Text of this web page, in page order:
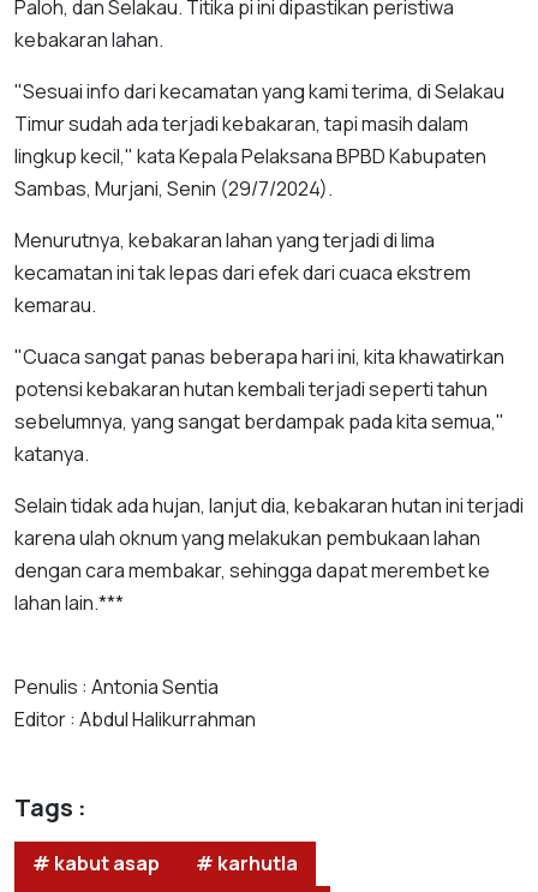
Paloh, dan Selakau. Titika pi ini dipastikan peristiwa
kebakaran lahan.
"Sesuai info dari kecamatan yang kami terima, di Selakau
Timur sudah ada terjadi kebakaran, tapi masih dalam
lingkup kecil," kata Kepala Pelaksana BPBD Kabupaten
Sambas, Murjani, Senin (29/7/2024).
Menurutnya, kebakaran lahan yang terjadi di lima
kecamatan ini tak lepas dari efek dari cuaca ekstrem
kemarau.
"Cuaca sangat panas beberapa hari ini, kita khawatirkan
potensi kebakaran hutan kembali terjadi seperti tahun
sebelumnya, yang sangat berdampak pada kita semua,"
katanya.
Selain tidak ada hujan, lanjut dia, kebakaran hutan ini terjadi
karena ulah oknum yang melakukan pembukaan lahan
dengan cara membakar, sehingga dapat merembet ke
lahan lain.***
Penulis : Antonia Sentia
Editor : Abdul Halikurrahman
Tags :
# kabut asap # karhutla